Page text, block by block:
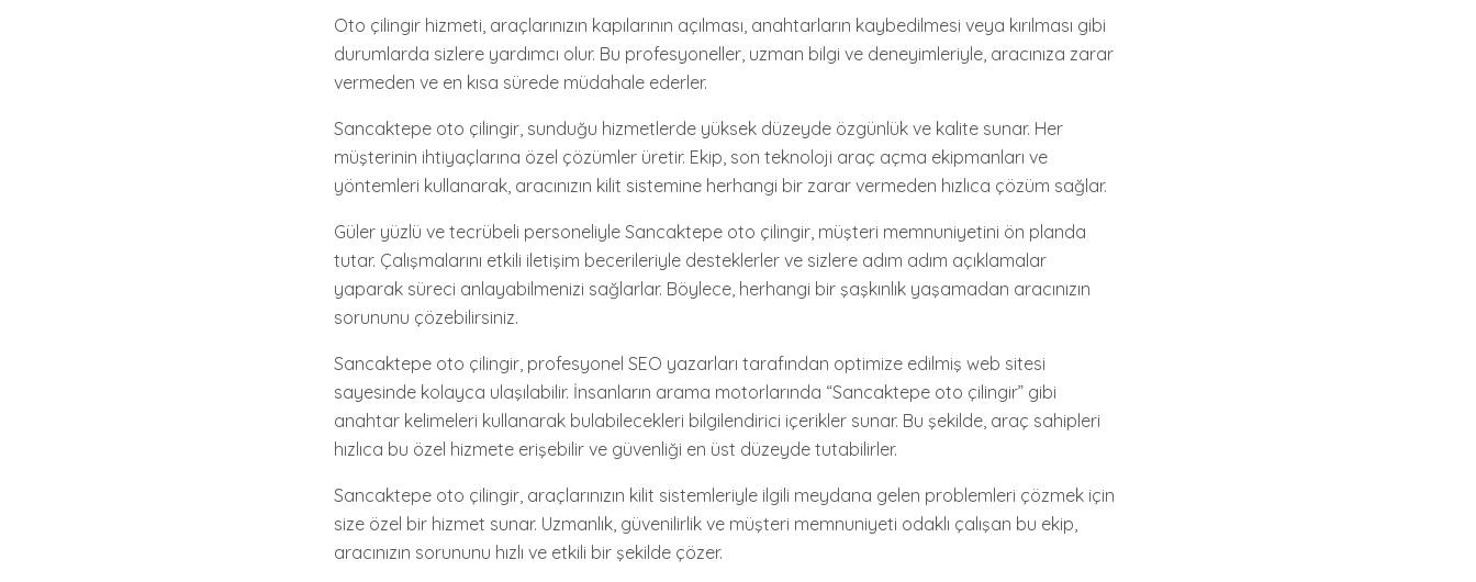
Oto çilingir hizmeti, araçlarınızın kapılarının açılması, anahtarların kaybedilmesi veya kırılması gibi
durumlarda sizlere yardımcı olur. Bu profesyoneller, uzman bilgi ve deneyimleriyle, aracınıza zarar
vermeden ve en kısa sürede müdahale ederler.
Sancaktepe oto çilingir, sunduğu hizmetlerde yüksek düzeyde özgünlük ve kalite sunar. Her
müşterinin ihtiyaçlarına özel çözümler üretir. Ekip, son teknoloji araç açma ekipmanları ve
yöntemleri kullanarak, aracınızın kilit sistemine herhangi bir zarar vermeden hızlıca çözüm sağlar.
Güler yüzlü ve tecrübeli personeliyle Sancaktepe oto çilingir, müşteri memnuniyetini ön planda
tutar. Çalışmalarını etkili iletişim becerileriyle desteklerler ve sizlere adım adım açıklamalar
yaparak süreci anlayabilmenizi sağlarlar. Böylece, herhangi bir şaşkınlık yaşamadan aracınızın
sorununu çözebilirsiniz.
Sancaktepe oto çilingir, profesyonel SEO yazarları tarafından optimize edilmiş web sitesi
sayesinde kolayca ulaşılabilir. İnsanların arama motorlarında “Sancaktepe oto çilingir” gibi
anahtar kelimeleri kullanarak bulabilecekleri bilgilendirici içerikler sunar. Bu şekilde, araç sahipleri
hızlıca bu özel hizmete erişebilir ve güvenliği en üst düzeyde tutabilirler.
Sancaktepe oto çilingir, araçlarınızın kilit sistemleriyle ilgili meydana gelen problemleri çözmek için
size özel bir hizmet sunar. Uzmanlık, güvenilirlik ve müşteri memnuniyeti odaklı çalışan bu ekip,
aracınızın sorununu hızlı ve etkili bir şekilde çözer.